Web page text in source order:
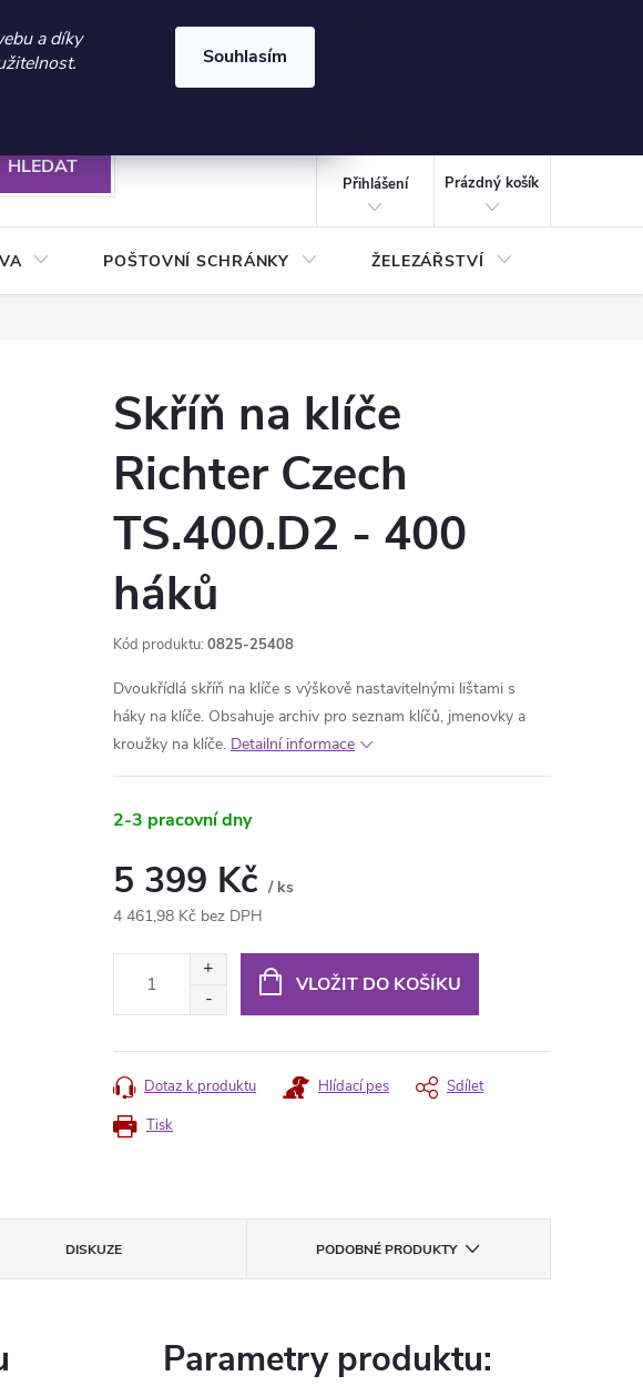
do 21.9.2026 ⏰ | Kód: LÉTO2026
a díky
Souhlasím
údajů
HLEDAT
Přihlášení
KOŠÍK
Prázdný košík
POŠTOVNÍ SCHRÁNKY ŽELEZÁŘSTVÍ
Skříň na klíče
Richter Czech
TS.400.D2 - 400
háků
Kód produktu: 0825-25408
Dvoukřídlá skříň na klíče s výškově nastavitelnými lištami s
háky na klíče. Obsahuje archiv pro seznam klíčů, jmenovky a
kroužky na klíče. Detailní informace
2-3 pracovní dny
5 399 Kč / ks
4 461,98 Kč bez DPH
VLOŽIT DO KOŠÍKU
Tisk
Dotaz k produktu Hlídací pes Sdílet
DISKUZE PODOBNÉ PRODUKTY
Parametry produktu: